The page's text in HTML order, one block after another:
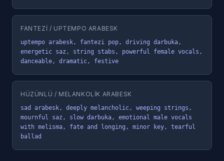
FANTEZI / UPTEMPO ARABESK
uptempo arabesk, fantezi pop, driving darbuka,
energetic saz, string stabs, powerful female vocals,
danceable, dramatic, festive
HÜZÜNLÜ / MELANKOLIK ARABESK
sad arabesk, deeply melancholic, weeping strings,
mournful saz, slow darbuka, emotional male vocals
with melisma, fate and longing, minor key, tearful
ballad